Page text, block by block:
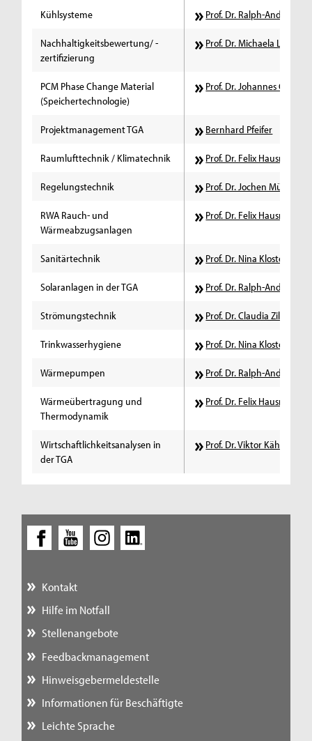
Kühlsysteme Prof. Dr. Ralph-Andreas
Nachhaltigkeitsbewertung/ -
zertifizierung
Prof. Dr. Michaela
PCM Phase Change Material
(Speichertechnologie)
Prof. Dr. Johannes Goeke
Projektmanagement TGA Bernhard Pfeifer
Raumlufttechnik / Klimatechnik Prof. Dr. Felix Hausmann
Regelungstechnik Prof. Dr. Jochen Müller
RWA Rauch- und
Wärmeabzugsanlagen
Prof. Dr. Felix Hausmann
Sanitärtechnik Prof. Dr. Nina Kloster
Solaranlagen in der TGA Prof. Dr. Ralph-Andreas
Strömungstechnik Prof. Dr. Claudia Ziller
Trinkwasserhygiene Prof. Dr. Nina Kloster
Wärmepumpen Prof. Dr. Ralph-Andreas
Wärmeübertragung und
Thermodynamik
Prof. Dr. Felix Hausmann
Wirtschaftlichkeitsanalysen in
der TGA
Prof. Dr. Viktor Kähm
Kontakt
Hilfe im Notfall
Stellenangebote
Feedbackmanagement
Hinweisgebermeldestelle
Informationen für Beschäftigte
Leichte Sprache